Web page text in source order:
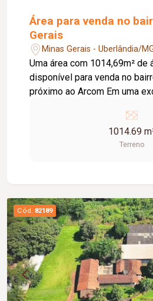
Área para venda no
Gerais
Minas Gerais - Uberlândia/
Uma área com 1014,69m² de
disponível para venda no
próximo ao Arcom Em uma excelente localização
eficiência logística com o
para estacionamento de
agende já a sua visita!
1014.69
Terreno
Cód. 82189